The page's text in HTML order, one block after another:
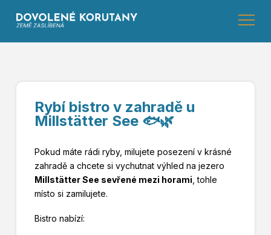
Rybí bistro v zahradě u
Millstätter See 🐟🌿
Pokud máte rádi ryby, milujete posezení v krásné
zahradě a chcete si vychutnat výhled na jezero
Millstätter See sevřené mezi horami , tohle
místo si zamilujete.
Bistro nabízí: